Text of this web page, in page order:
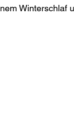
Winterschlaf